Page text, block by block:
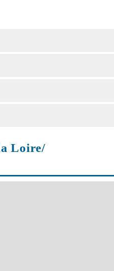
Loire/